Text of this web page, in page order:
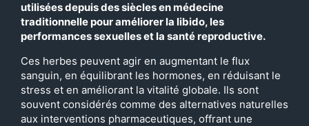
utilisées depuis des siècles en médecine
traditionnelle pour améliorer la libido, les
performances sexuelles et la santé reproductive.
Ces herbes peuvent agir en augmentant le flux
sanguin, en équilibrant les hormones, en réduisant le
stress et en améliorant la vitalité globale. Ils sont
souvent considérés comme des alternatives naturelles
aux interventions pharmaceutiques, offrant une